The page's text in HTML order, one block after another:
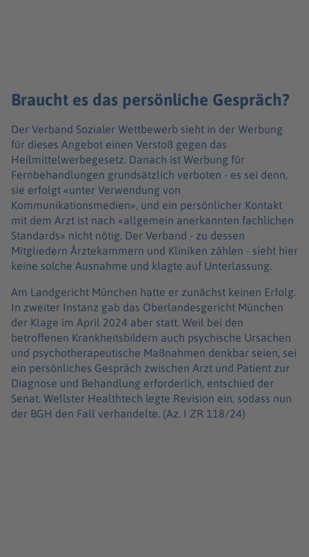
Braucht es das persönliche Gespräch?
Der Verband Sozialer Wettbewerb sieht in der Werbung
für dieses Angebot einen Verstoß gegen das
Heilmittelwerbegesetz. Danach ist Werbung für
Fernbehandlungen grundsätzlich verboten - es sei denn,
sie erfolgt «unter Verwendung von
Kommunikationsmedien», und ein persönlicher Kontakt
mit dem Arzt ist nach «allgemein anerkannten fachlichen
Standards» nicht nötig. Der Verband - zu dessen
Mitgliedern Ärztekammern und Kliniken zählen - sieht hier
keine solche Ausnahme und klagte auf Unterlassung.
Am Landgericht München hatte er zunächst keinen Erfolg.
In zweiter Instanz gab das Oberlandesgericht München
der Klage im April 2024 aber statt. Weil bei den
betroffenen Krankheitsbildern auch psychische Ursachen
und psychotherapeutische Maßnahmen denkbar seien, sei
ein persönliches Gespräch zwischen Arzt und Patient zur
Diagnose und Behandlung erforderlich, entschied der
Senat. Wellster Healthtech legte Revision ein, sodass nun
der BGH den Fall verhandelte. (Az. I ZR 118/24)